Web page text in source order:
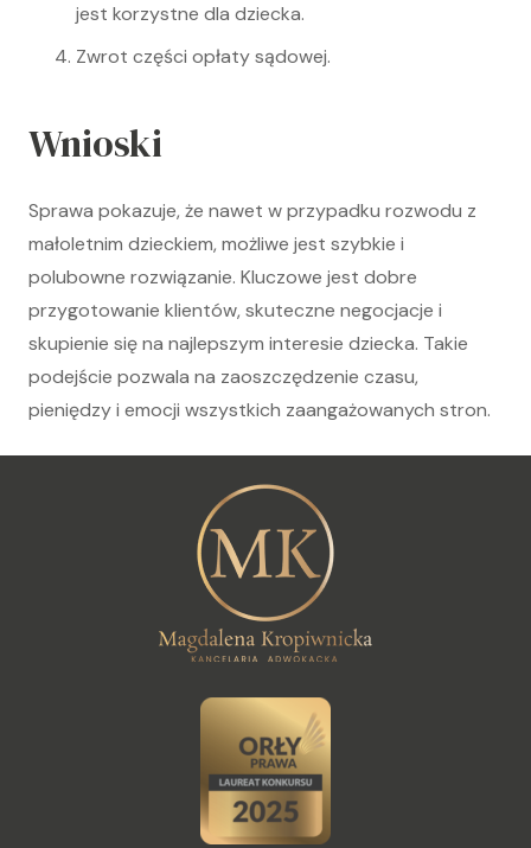
jest korzystne dla dziecka.
Zwrot części opłaty sądowej.
Wnioski
Sprawa pokazuje, że nawet w przypadku rozwodu z
małoletnim dzieckiem, możliwe jest szybkie i
polubowne rozwiązanie. Kluczowe jest dobre
przygotowanie klientów, skuteczne negocjacje i
skupienie się na najlepszym interesie dziecka. Takie
podejście pozwala na zaoszczędzenie czasu,
pieniędzy i emocji wszystkich zaangażowanych stron.